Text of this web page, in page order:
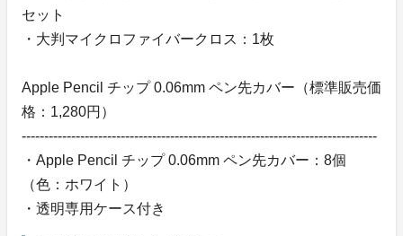
セット
・大判マイクロファイバークロス：1枚
Apple Pencil チップ 0.06mm ペン先カバー（標準販売価
格：1,280円）
-------------------------------------------------------------------------------
・Apple Pencil チップ 0.06mm ペン先カバー：8個
（色：ホワイト）
・透明専用ケース付き